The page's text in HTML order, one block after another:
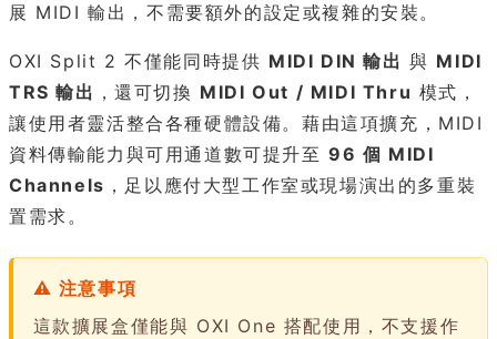
展 MIDI 輸出，不需要額外的設定或複雜的安裝。
OXI Split 2 不僅能同時提供 MIDI DIN 輸出 與 MIDI
TRS 輸出 ，還可切換 MIDI Out / MIDI Thru 模式，
讓使用者靈活整合各種硬體設備。藉由這項擴充，MIDI
資料傳輸能力與可用通道數可提升至96 個 MIDI
Channels ，足以應付大型工作室或現場演出的多重裝
置需求。
⚠ 注意事項
這款擴展盒僅能與 OXI One 搭配使用，不支援作